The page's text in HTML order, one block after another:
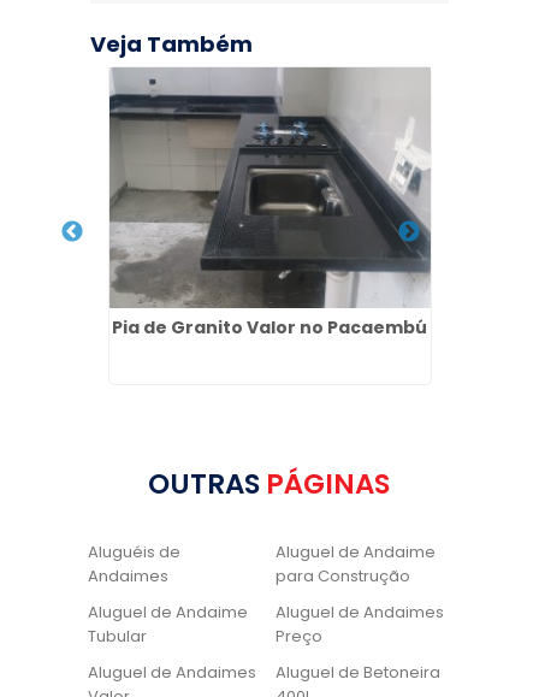
Veja Também
Pia de Granito Valor no Pacaembú
OUTRAS PÁGINAS
Aluguéis de
Andaimes
Aluguel de Andaime
para Construção
Aluguel de Andaime
Tubular
Aluguel de Andaimes
Preço
Aluguel de Andaimes
Aluguel de Betoneira